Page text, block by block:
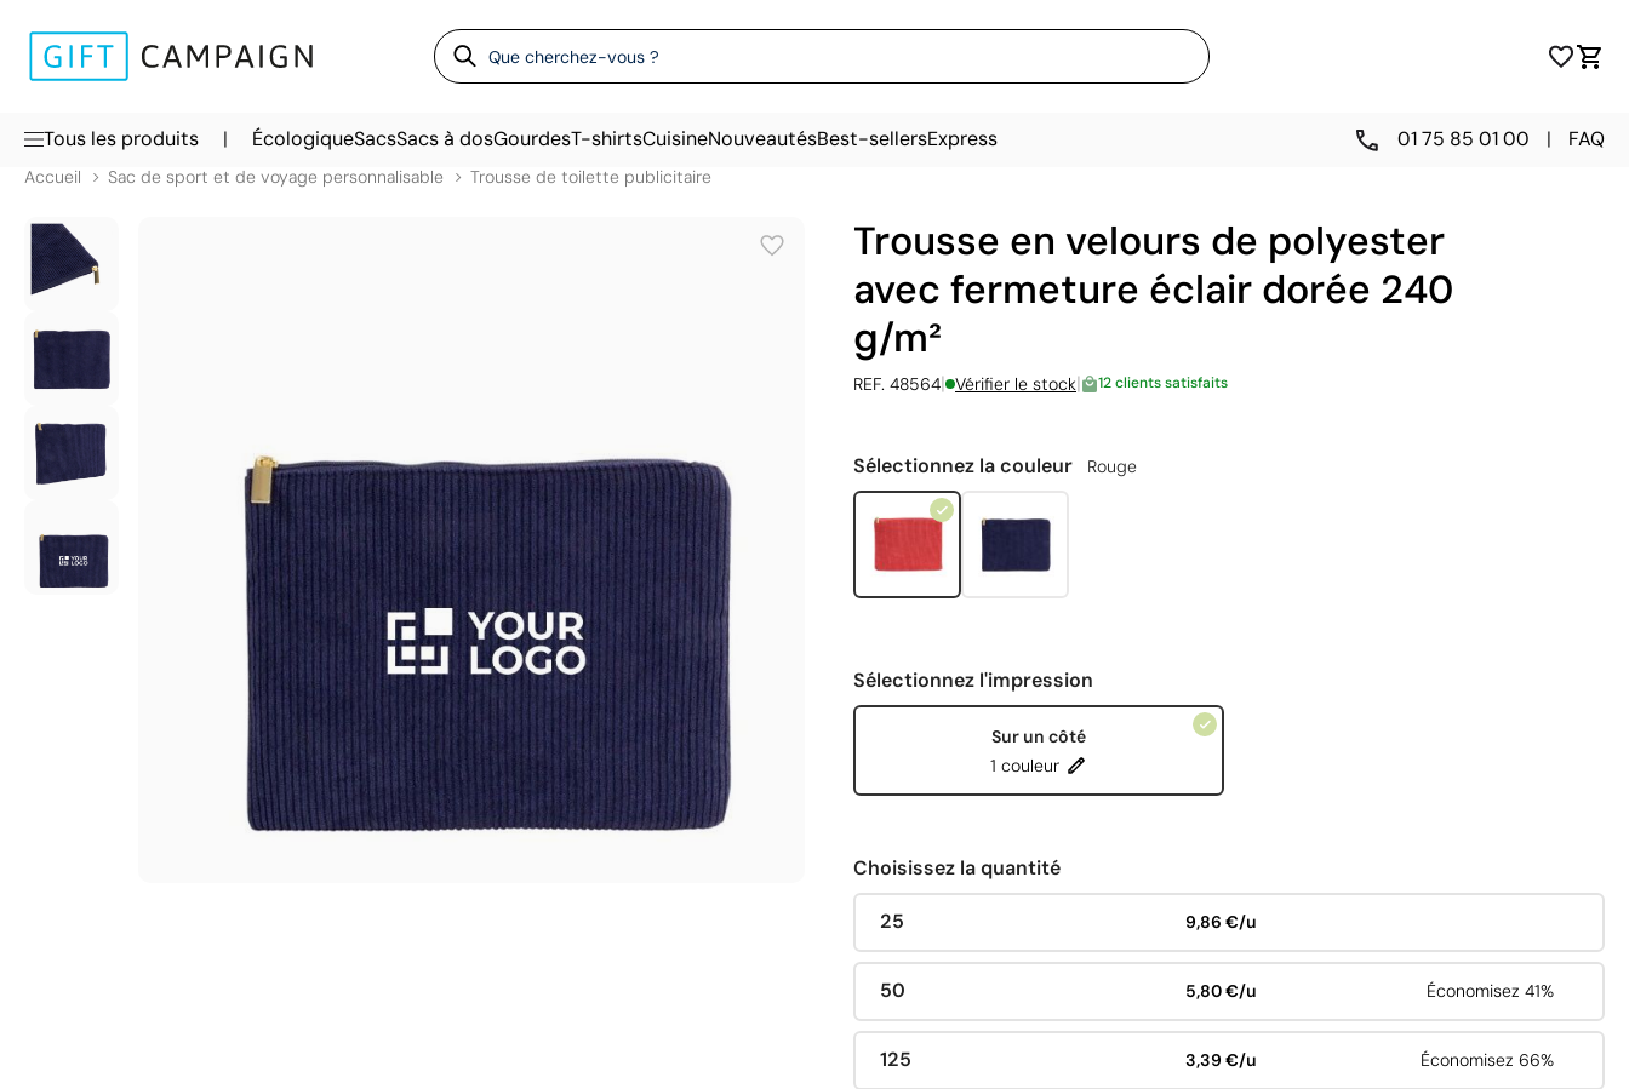
Tous les produits | ÉcologiqueSacsSacs à dosGourdesT-shirtsCuisineNouveautésBest-sellersExpress 01 75 85 01 00 | FAQ
Accueil Sac de sport et de voyage personnalisable Trousse de toilette publicitaire
Trousse en velours de polyester
avec fermeture éclair dorée 240
g/m²
REF. 48564| Vérifier le stock| 12 clients satisfaits
Sélectionnez la couleur Rouge
Sélectionnez l'impression
Sur un côté
1 couleur
Choisissez la quantité
25 9,86 €/u
50 5,80 €/u Économisez 41%
125 3,39 €/u Économisez 66%